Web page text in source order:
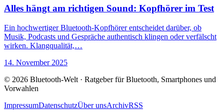
Alles hängt am richtigen Sound: Kopfhörer im Test
Ein hochwertiger Bluetooth-Kopfhörer entscheidet darüber, ob
Musik, Podcasts und Gespräche authentisch klingen oder verfälscht
wirken. Klangqualität,…
14. November 2025
© 2026 Bluetooth-Welt · Ratgeber für Bluetooth, Smartphones und
Vorwahlen
ImpressumDatenschutzÜber unsArchivRSS